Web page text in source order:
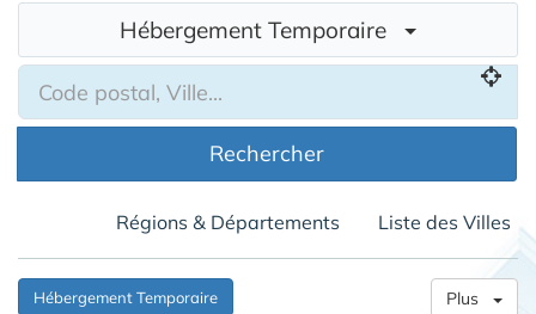
Hébergement Temporaire
Rechercher
Régions & Départements Liste des Villes
Hébergement Temporaire Plus